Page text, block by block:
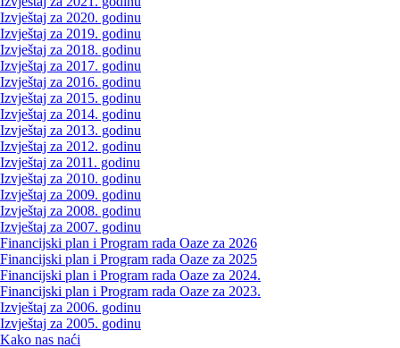
Izvještaj za 2020. godinu
Izvještaj za 2019. godinu
Izvještaj za 2018. godinu
Izvještaj za 2017. godinu
Izvještaj za 2016. godinu
Izvještaj za 2015. godinu
Izvještaj za 2014. godinu
Izvještaj za 2013. godinu
Izvještaj za 2012. godinu
Izvještaj za 2011. godinu
Izvještaj za 2010. godinu
Izvještaj za 2009. godinu
Izvještaj za 2008. godinu
Izvještaj za 2007. godinu
Financijski plan i Program rada Oaze za 2026
Financijski plan i Program rada Oaze za 2025
Financijski plan i Program rada Oaze za 2024.
Financijski plan i Program rada Oaze za 2023.
Izvještaj za 2006. godinu
Izvještaj za 2005. godinu
Kako nas naći